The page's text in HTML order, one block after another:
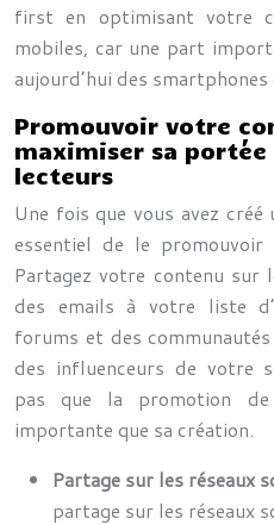
first en optimisant votre
mobiles, car une part
aujourd’hui des
Promouvoir votre
maximiser sa
lecteurs
Une fois que vous avez
essentiel de le
Partagez votre contenu sur
des emails à votre liste
forums et des
des influenceurs de votre
pas que la promotion
importante que sa création.
Partage sur les réseaux
partage sur les réseaux